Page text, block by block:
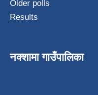
Older polls
Results
नक्शामा गाउँपालिका